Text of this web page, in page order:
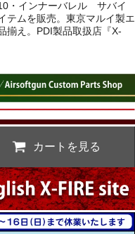
・インナーバレル サバイ
テムを販売。東京マルイ製エ
揃え。PDI製品取扱店『X-
カートを見る